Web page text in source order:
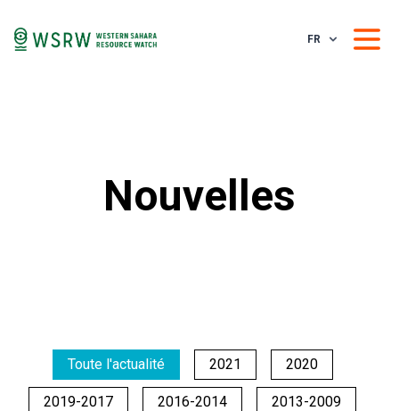
FR
Nouvelles
Toute l'actualité 2021 2020
2019-2017 2016-2014 2013-2009